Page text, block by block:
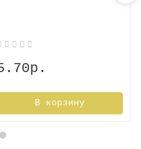
В корзину